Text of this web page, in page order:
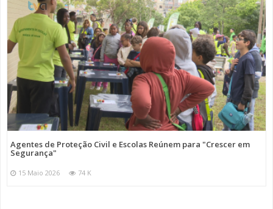
Agentes de Proteção Civil e Escolas Reúnem para "Crescer em
Segurança"
15 Maio 2026 74 K